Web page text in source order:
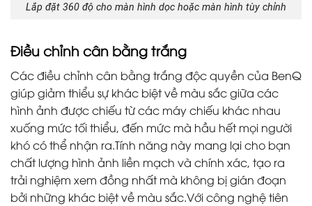
Lắp đặt 360 độ cho màn hình dọc hoặc màn hình tùy chỉnh
Điều chỉnh cân bằng trắng
Các điều chỉnh cân bằng trắng độc quyền của BenQ
giúp giảm thiểu sự khác biệt về màu sắc giữa các
hình ảnh được chiếu từ các máy chiếu khác nhau
xuống mức tối thiểu, đến mức mà hầu hết mọi người
khó có thể nhận ra.Tính năng này mang lại cho bạn
chất lượng hình ảnh liền mạch và chính xác, tạo ra
trải nghiệm xem đồng nhất mà không bị gián đoạn
bởi những khác biệt về màu sắc.Với công nghệ tiên